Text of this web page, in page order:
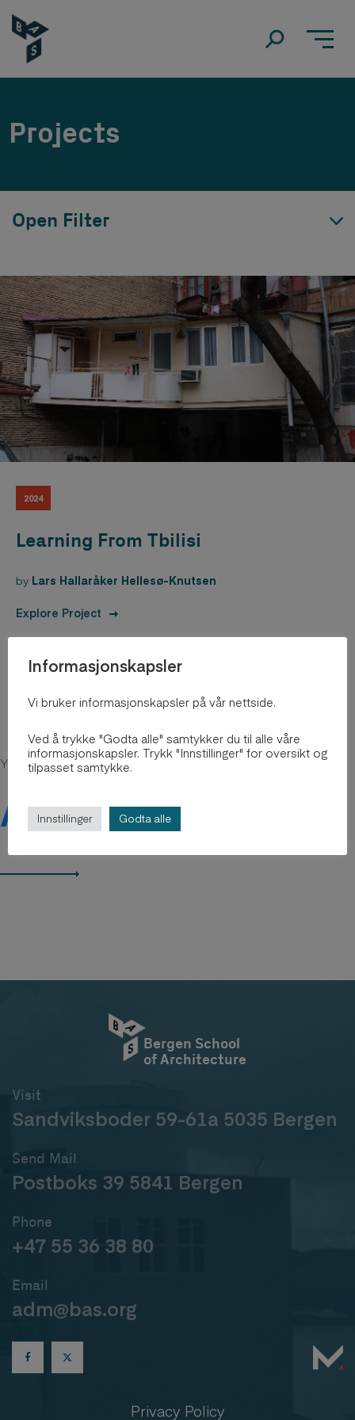
Projects
Open Filter
2024
Learning From Tbilisi
by Lars Hallaråker Hellesø-Knutsen
Explore Project
You might be intersted in
Arkiv 2012-2018
Bergen School
of Architecture
Visit
Sandviksboder 59-61a 5035 Bergen
Send Mail
Postboks 39 5841 Bergen
Phone
+47 55 36 38 80
Email
adm@bas.org
Privacy Policy
Informasjonskapsler
Vi bruker informasjonskapsler på vår nettside.
Ved å trykke "Godta alle" samtykker du til alle våre
informasjonskapsler. Trykk "Innstillinger" for oversikt og
tilpasset samtykke.
Innstillinger Godta alle